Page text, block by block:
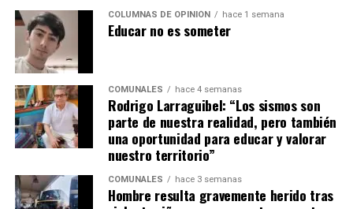
COLUMNAS DE OPINIÓN hace 1 semana
Educar no es someter
COMUNALES hace 4 semanas
Rodrigo Larraguibel: “Los sismos son
parte de nuestra realidad, pero también
una oportunidad para educar y valorar
nuestro territorio”
COMUNALES hace 3 semanas
Hombre resulta gravemente herido tras